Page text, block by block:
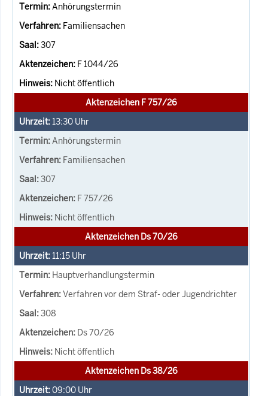
Anhörungstermin
Familiensachen
307
F 1044/26
Nicht öffentlich
Aktenzeichen F 757/26
13:30 Uhr
Anhörungstermin
Familiensachen
307
F 757/26
Nicht öffentlich
Aktenzeichen Ds 70/26
11:15 Uhr
Hauptverhandlungstermin
Verfahren vor dem Straf- oder Jugendrichter
308
Ds 70/26
Nicht öffentlich
Aktenzeichen Ds 38/26
09:00 Uhr